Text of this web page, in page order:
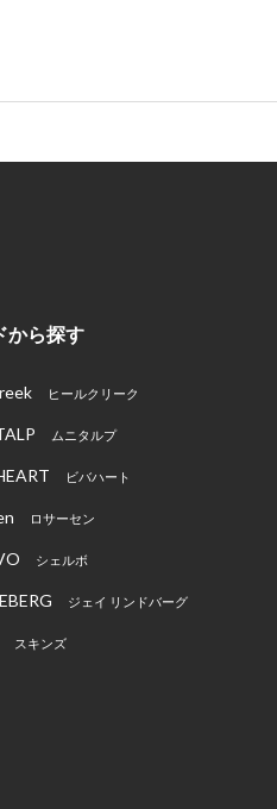
から探す
ヒールクリーク
ムニタルプ
ビバハート
ロサーセン
シェルボ
ジェイ リンドバーグ
スキンズ